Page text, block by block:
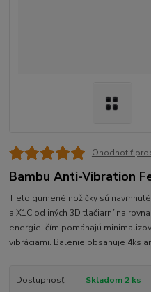
Ohodnotiť
Bambu Anti-Vibration
Tieto gumené nožičky sú
a X1C od iných 3D tlačiarní na
energie, čím pomáhajú
vibráciami. Balenie obsahuje 4ks
Dostupnosť Skladom 2 ks